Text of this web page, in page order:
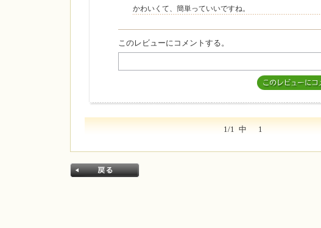
かわいくて、簡単っていいですね。
このレビューにコメントする。
1/1 中 1